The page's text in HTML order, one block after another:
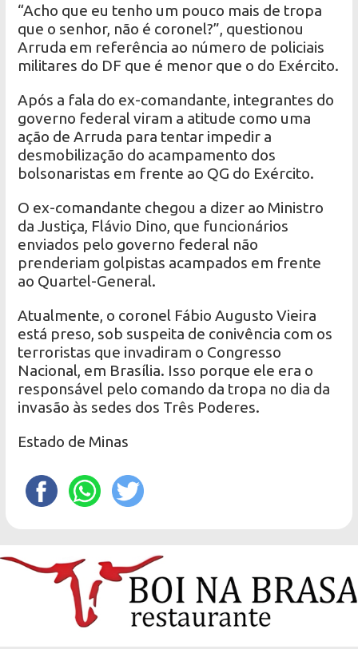
“Acho que eu tenho um pouco mais de tropa
que o senhor, não é coronel?”, questionou
Arruda em referência ao número de policiais
militares do DF que é menor que o do Exército.
Após a fala do ex-comandante, integrantes do
governo federal viram a atitude como uma
ação de Arruda para tentar impedir a
desmobilização do acampamento dos
bolsonaristas em frente ao QG do Exército.
O ex-comandante chegou a dizer ao Ministro
da Justiça, Flávio Dino, que funcionários
enviados pelo governo federal não
prenderiam golpistas acampados em frente
ao Quartel-General.
Atualmente, o coronel Fábio Augusto Vieira
está preso, sob suspeita de conivência com os
terroristas que invadiram o Congresso
Nacional, em Brasília. Isso porque ele era o
responsável pelo comando da tropa no dia da
invasão às sedes dos Três Poderes.
Estado de Minas